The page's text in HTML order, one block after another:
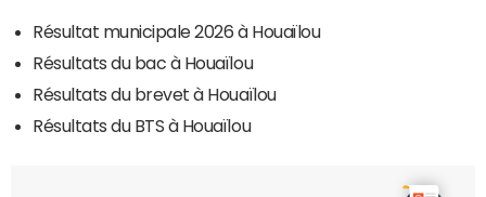
Résultat municipale 2026 à Houaïlou
Résultats du bac à Houaïlou
Résultats du brevet à Houaïlou
Résultats du BTS à Houaïlou